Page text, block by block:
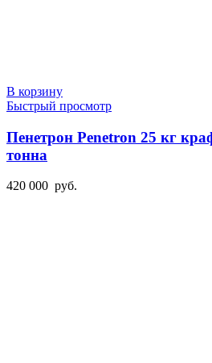
В корзину
Быстрый просмотр
Пенетрон Penetron 25 кг
тонна
420 000 руб.